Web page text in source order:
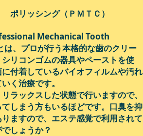
ング（ＰＭＴＣ）
Mechanical Tooth
、プロが行う本格的な歯のクリー
リコンゴムの器具やペーストを使
付着しているバイオフィルムや汚れ
く治療です。
ラックスした状態で行いますので、
てしまう方もいるほどです。口臭を抑
ますので、エステ感覚で利用されて
しょうか？